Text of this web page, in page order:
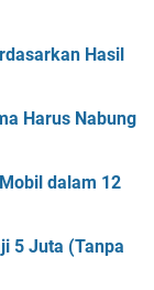
Hasil
Harus Nabung
dalam 12
5 Juta (Tanpa